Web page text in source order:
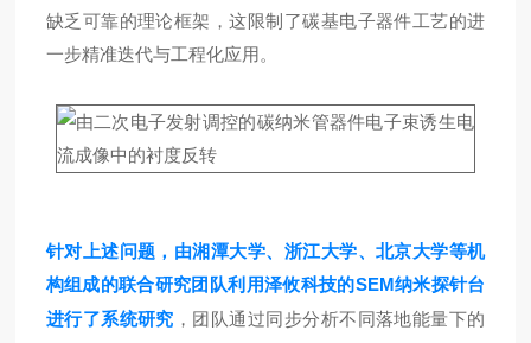
缺乏可靠的理论框架，这限制了碳基电子器件工艺的进
一步精准迭代与工程化应用。
针对上述问题，由湘潭大学、浙江大学、北京大学等机
构组成的联合研究团队利用泽攸科技的SEM纳米探针台
进行了系统研究 ， 团队通过同步分析不同落地能量下的